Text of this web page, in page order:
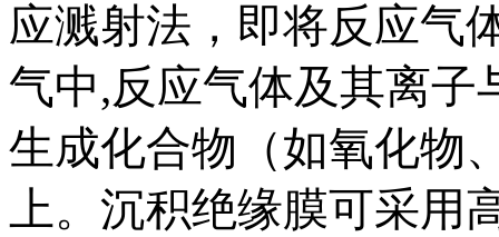
应溅射法，即将反应气
气中,反应气体及其离子
生成化合物（如氧化物
上。沉积绝缘膜可采用